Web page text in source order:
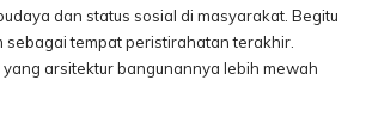
dan status sosial di masyarakat. Begitu
sebagai tempat peristirahatan terakhir.
arsitektur bangunannya lebih mewah